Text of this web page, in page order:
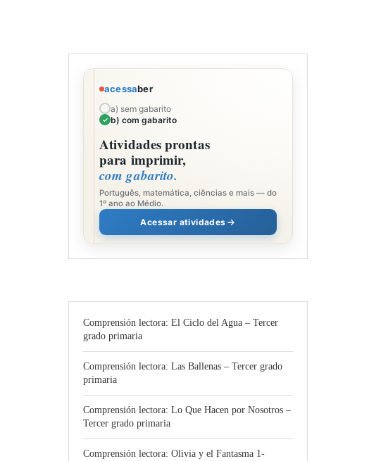
acessaber
a) sem gabarito
b) com gabarito
Atividades prontas
para imprimir,
com gabarito.
Português, matemática, ciências e mais — do
1º ano ao Médio.
Acessar atividades
Comprensión lectora: El Ciclo del Agua – Tercer
grado primaria
Comprensión lectora: Las Ballenas – Tercer grado
primaria
Comprensión lectora: Lo Que Hacen por Nosotros –
Tercer grado primaria
Comprensión lectora: Olivia y el Fantasma 1-